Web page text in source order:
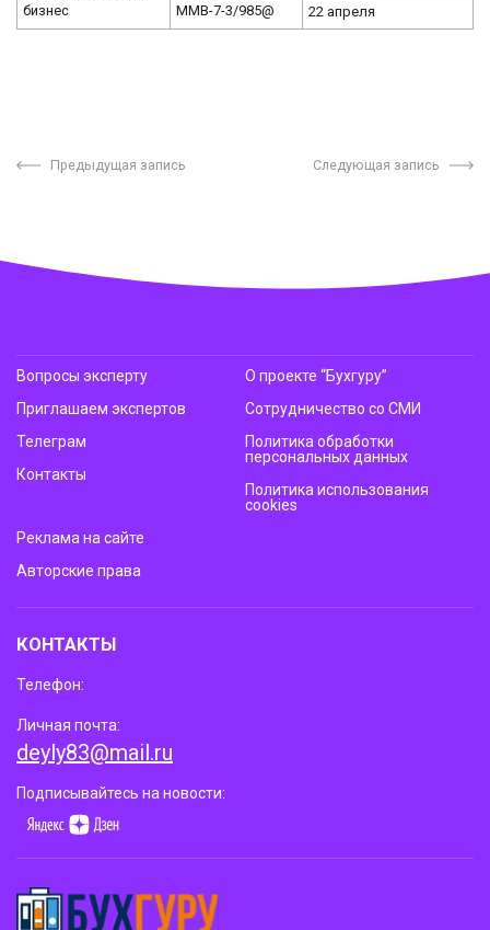
бизнес
ММВ-7-3/985@
22 апреля
Предыдущая запись Следующая запись
Вопросы эксперту
Приглашаем экспертов
Телеграм
Контакты
О проекте “Бухгуру”
Сотрудничество со СМИ
Политика обработки
персональных данных
Политика использования
cookies
Реклама на сайте
Авторские права
КОНТАКТЫ
Телефон:
Личная почта:
deyly83@mail.ru
Подписывайтесь на новости: